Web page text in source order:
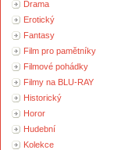
Drama
Erotický
Fantasy
Film pro pamětníky
Filmové pohádky
Filmy na BLU-RAY
Historický
Horor
Hudební
Kolekce